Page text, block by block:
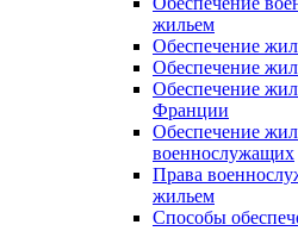
жильем
Обеспечение
Обеспечение
Обеспечение
Франции
Обеспечение
военнослужащих
Права
жильем
Способы